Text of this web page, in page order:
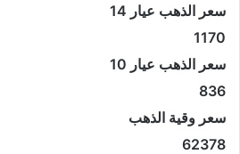
سعر الذهب عيار 14
1170
سعر الذهب عيار 10
836
سعر وقية الذهب
62378